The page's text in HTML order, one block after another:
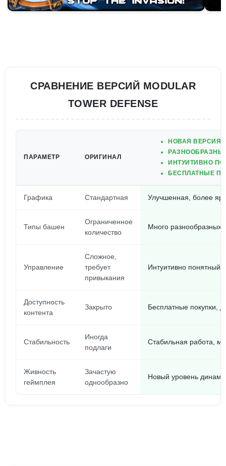
СРАВНЕНИЕ ВЕРСИЙ MODULAR
TOWER DEFENSE
ПАРАМЕТР ОРИГИНАЛ
НОВАЯ ВЕРСИЯ
ИНТУИТИВНО
БЕСПЛАТНЫЕ
Графика Стандартная Улучшенная, более
Типы башен
Ограниченное
количество
Много
Управление
Сложное,
требует
привыкания
Интуитивно понятный
Доступность
контента
Закрыто Бесплатные покупки,
Стабильность
Иногда
подлаги
Стабильная работа,
Живность
геймплея
Зачастую
однообразно
Новый уровень